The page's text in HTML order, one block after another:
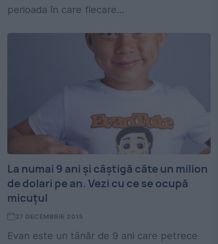
perioada în care fiecare...
La numai 9 ani și câștigă câte un milion
de dolari pe an. Vezi cu ce se ocupă
micuțul
27 DECEMBRIE 2015
Evan este un tânăr de 9 ani care petrece